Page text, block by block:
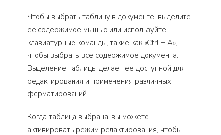
Чтобы выбрать таблицу в документе, выделите
ее содержимое мышью или используйте
клавиатурные команды, такие как «Ctrl + A»,
чтобы выбрать все содержимое документа.
Выделение таблицы делает ее доступной для
редактирования и применения различных
форматирований.
Когда таблица выбрана, вы можете
активировать режим редактирования, чтобы